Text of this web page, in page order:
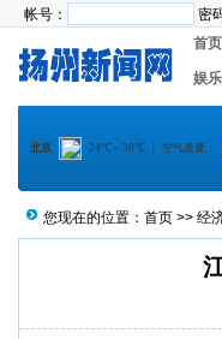
帐号： 密
首页
娱乐
您现在的位置： 首页 >> 经